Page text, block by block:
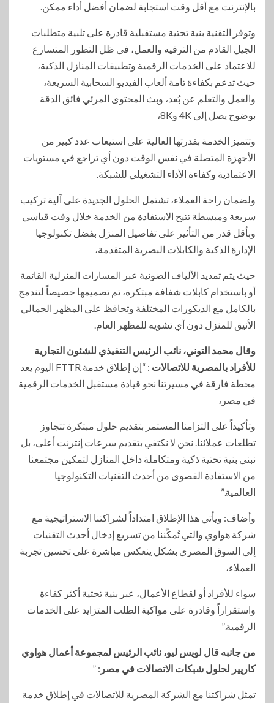
بالإنترنت مع أقل وقت استجابة لضمان أفضل أداء ممكن.
وتوفر التقنية بنية تحتية مستقبلية قادرة على تلبية متطلبات
الجيل القادم من الترفيه والعمل، في ظل التطور المتسارع
للاعتماد على الخدمات الرقمية وتطبيقات المنازل الذكية،
حيث تدعم بكفاءة تامة ألعاب الفيديو السحابية السريعة،
والعمل والتعلم عن بُعد، وبث المحتوى المرئي فائق الدقة
بوضوح يصل إلى 4K و8K،
وتتميز الخدمة بقدرتها العالية على استيعاب عدد كبير من
الأجهزة المتصلة في نفس الوقت دون أي تراجع في مستويات
الاعتمادية وكفاءة الأداء التشغيلي للشبكة.
ولضمان راحة العملاء، تشتمل الحلول الجديدة على آلية تركيب
سريعة ومبسطة تتيح الاستفادة من الخدمة خلال وقت قياسي
وبأقل قدر من التأثير على تفاصيل المنزل بفضل تكنولوجيا
الإدارة الذكية والكابلات البصرية المتقدمة،
حيث يتم تمديد الألياف الضوئية عبر المسارات المنزلية القائمة
أو باستخدام كابلات شفافة مبتكرة، تم تصميمها خصيصاً لتندمج
بالكامل مع الديكورات المختلفة وتحافظ على المظهر الجمالي
الأنيق للمنزل دون أي تشويه للمظهر العام.
وقال محمد التوني، نائب الرئيس التنفيذي للشئون التجارية
للأفراد بالمصرية للاتصالات
: “إن إطلاق خدمة FTTR اليوم يعد
محطة فارقة في مسيرتنا نحو قيادة مستقبل الخدمات الرقمية
في مصر،
وتأكيداً على التزامنا المستمر بتقديم حلول مبتكرة تتجاوز
تطلعات عملائنا. نحن لا نكتفي بتقديم سرعات إنترنت أعلى، بل
نبني بنية تحتية ذكية ومتكاملة داخل المنازل لتمكين مجتمعنا
من الاستفادة القصوى من أحدث التقنيات التكنولوجيا
العالمية.”
وأضاف: ويأتي هذا الإطلاق امتداداً لشراكتنا الاستراتيجية مع
شركة هواوي والتي تُمكّننا من تسريع إدخال أحدث التقنيات
إلى السوق المصري بشكل ينعكس مباشرة على تحسين تجربة
العملاء،
سواء للأفراد أو لقطاع الأعمال، عبر بنية تحتية أكثر كفاءة
واستقراراً وقادرة على مواكبة الطلب المتزايد على الخدمات
الرقمية.”
من جانبه قال لويس ليو، نائب الرئيس لمجموعة أعمال هواوي
كاريير لحلول شبكات الاتصالات في مصر : ”
تمثل شراكتنا مع الشركة المصرية للاتصالات في إطلاق خدمة